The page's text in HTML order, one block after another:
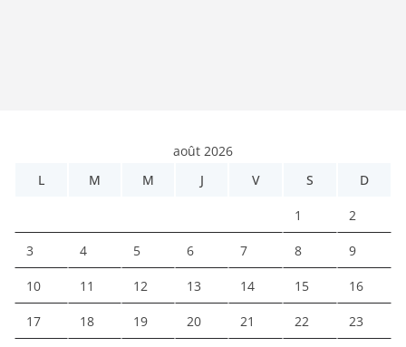
août 2026
L
M M J V S D
1 2
3 4 5 6 7 8 9
10 11 12 13 14 15 16
17 18 19 20 21 22 23